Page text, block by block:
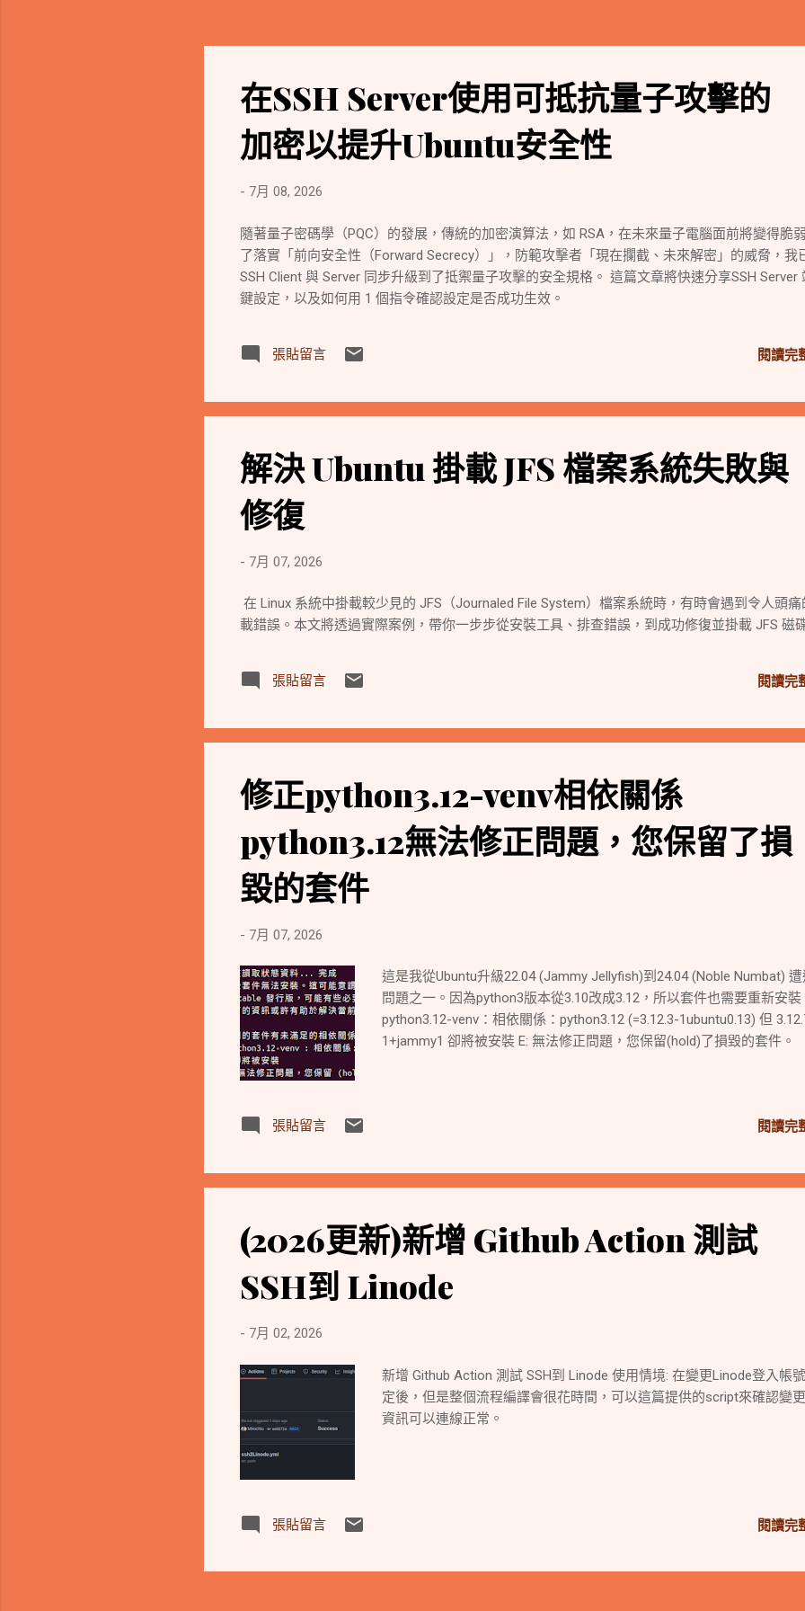
在SSH Server使用可抵抗量子攻擊的
加密以提升Ubuntu安全性
- 7月 08, 2026
隨著量子密碼學（PQC）的發展，傳統的加密演算法，如 RSA，在未來量子電腦面前將變得脆
了落實「前向安全性（Forward Secrecy）」，防範攻擊者「現在攔截、未來解密」的威脅，我
SSH Client 與 Server 同步升級到了抵禦量子攻擊的安全規格。 這篇文章將快速分享SSH Server
鍵設定，以及如何用 1 個指令確認設定是否成功生效。
張貼留言 閱讀完
解決 Ubuntu 掛載 JFS 檔案系統失敗與
修復
- 7月 07, 2026
在 Linux 系統中掛載較少見的 JFS（Journaled File System）檔案系統時，有時會遇到令人頭痛
載錯誤。本文將透過實際案例，帶你一步步從安裝工具、排查錯誤，到成功修復並掛載 JFS 磁
張貼留言 閱讀完
修正python3.12-venv相依關係
python3.12無法修正問題，您保留了損
毀的套件
- 7月 07, 2026
這是我從Ubuntu升級22.04 (Jammy Jellyfish)到24.04 (Noble Numbat) 遭
問題之一。因為python3版本從3.10改成3.12，所以套件也需要重新安裝
python3.12-venv：相依關係：python3.12 (=3.12.3-1ubuntu0.13) 但
1+jammy1 卻將被安裝 E: 無法修正問題，您保留(hold)了損毀的套件。
張貼留言 閱讀完
(2026更新)新增 Github Action 測試
SSH到 Linode
- 7月 02, 2026
新增 Github Action 測試 SSH到 Linode 使用情境: 在變更Linode登入帳
定後，但是整個流程編譯會很花時間，可以這篇提供的script來確認變
資訊可以連線正常。
張貼留言 閱讀完